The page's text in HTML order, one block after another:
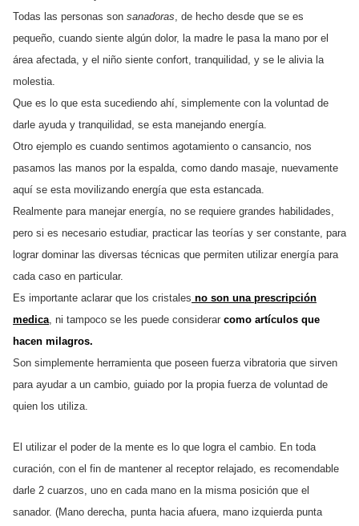
Todas las personas son sanadoras , de hecho desde que se es
pequeño, cuando siente algún dolor, la madre le pasa la mano por el
área afectada, y el niño siente confort, tranquilidad, y se le alivia la
molestia.
Que es lo que esta sucediendo ahí, simplemente con la voluntad de
darle ayuda y tranquilidad, se esta manejando energía.
Otro ejemplo es cuando sentimos agotamiento o cansancio, nos
pasamos las manos por la espalda, como dando masaje, nuevamente
aquí se esta movilizando energía que esta estancada.
Realmente para manejar energía, no se requiere grandes habilidades,
pero si es necesario estudiar, practicar las teorías y ser constante, para
lograr dominar las diversas técnicas que permiten utilizar energía para
cada caso en particular.
Es importante aclarar que los cristales no son una prescripción
medica , ni tampoco se les puede considerar como artículos que
hacen milagros.
Son simplemente herramienta que poseen fuerza vibratoria que sirven
para ayudar a un cambio, guiado por la propia fuerza de voluntad de
quien los utiliza.
El utilizar el poder de la mente es lo que logra el cambio. En toda
curación, con el fin de mantener al receptor relajado, es recomendable
darle 2 cuarzos, uno en cada mano en la misma posición que el
sanador. (Mano derecha, punta hacia afuera, mano izquierda punta